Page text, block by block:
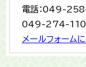
電話：049-
049-274-
メールフォーム